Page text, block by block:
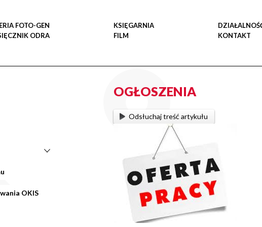
FOTO-GEN
ODRA
KSIĘGARNIA
FILM
KONTAKT
OKIS
OGŁOSZENIA
Odsłuchaj treść artykułu